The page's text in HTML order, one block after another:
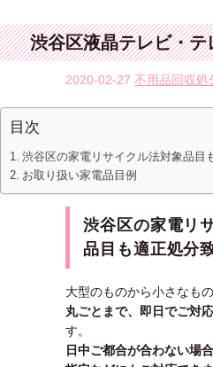
渋谷区液晶テレビ・
2020-02-27 不用品回収処
目次
渋谷区の家電リサイクル法対象品目
お取り扱い家電品目例
渋谷区の家電リ
品目も適正処分
大型のものから小さなも
丸ごとまで、即日でご対応
す。
日中ご都合が合わない場